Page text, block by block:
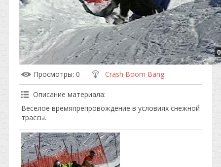
Просмотры: 0 Crash Boom Bang
Описание материала:
Веселое времяпрепровождение в условиях снежной
трассы.